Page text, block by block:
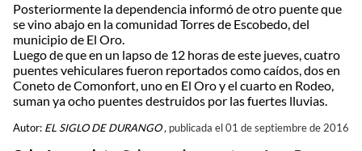
Posteriormente la dependencia informó de otro puente que
se vino abajo en la comunidad Torres de Escobedo, del
municipio de El Oro.
Luego de que en un lapso de 12 horas de este jueves, cuatro
puentes vehiculares fueron reportados como caídos, dos en
Coneto de Comonfort, uno en El Oro y el cuarto en Rodeo,
suman ya ocho puentes destruidos por las fuertes lluvias.
Autor: EL SIGLO DE DURANGO , publicada el 01 de septiembre de 2016